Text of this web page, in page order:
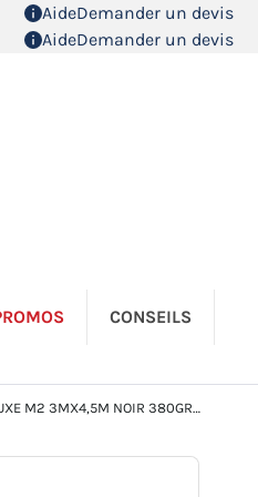
AideDemander un devis
AideDemander un devis
CONSEILS
M2 3MX4,5M NOIR 380GR/M²